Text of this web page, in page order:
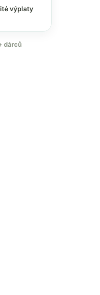
výplaty
dárců